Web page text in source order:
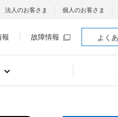
法人のお客さま 個人のお客さま
報 故障情報 よく